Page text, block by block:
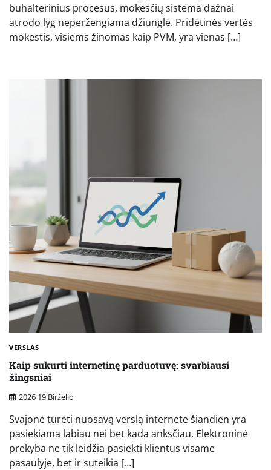
buhalterinius procesus, mokesčių sistema dažnai
atrodo lyg neperžengiama džiunglė. Pridėtinės vertės
mokestis, visiems žinomas kaip PVM, yra vienas […]
VERSLAS
Kaip sukurti internetinę parduotuvę: svarbiausi
žingsniai
2026 19 Birželio
Svajonė turėti nuosavą verslą internete šiandien yra
pasiekiama labiau nei bet kada anksčiau. Elektroninė
prekyba ne tik leidžia pasiekti klientus visame
pasaulyje, bet ir suteikia […]